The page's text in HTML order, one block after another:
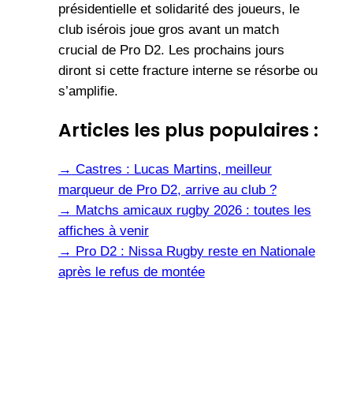
présidentielle et solidarité des joueurs, le
club isérois joue gros avant un match
crucial de Pro D2. Les prochains jours
diront si cette fracture interne se résorbe ou
s’amplifie.
Articles les plus populaires :
→ Castres : Lucas Martins, meilleur
marqueur de Pro D2, arrive au club ?
→ Matchs amicaux rugby 2026 : toutes les
affiches à venir
→ Pro D2 : Nissa Rugby reste en Nationale
après le refus de montée